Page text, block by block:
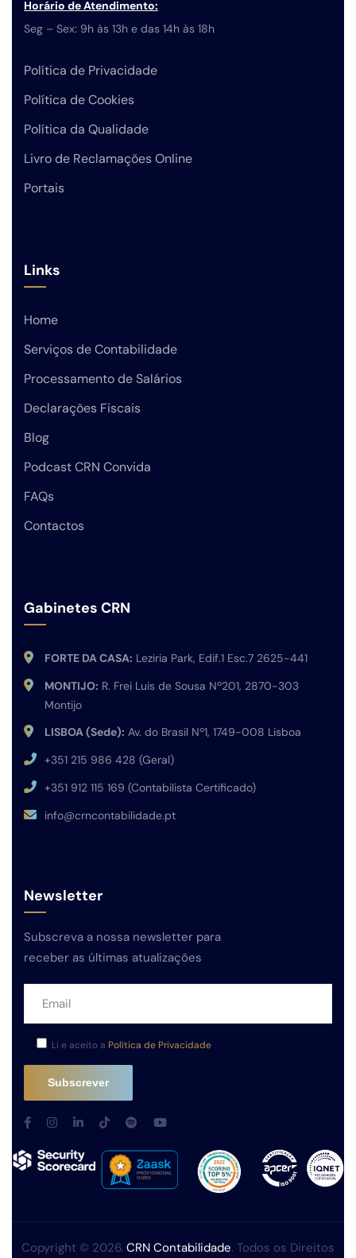
Horário de Atendimento:
Seg – Sex: 9h às 13h e das 14h às 18h
Política de Privacidade
Política de Cookies
Política da Qualidade
Livro de Reclamações Online
Portais
Links
Home
Serviços de Contabilidade
Processamento de Salários
Declarações Fiscais
Blog
Podcast CRN Convida
FAQs
Contactos
Gabinetes CRN
FORTE DA CASA: Leziria Park, Edif.1 Esc.7 2625-441
MONTIJO: R. Frei Luis de Sousa Nº201, 2870-303
Montijo
LISBOA (Sede): Av. do Brasil Nº1, 1749-008 Lisboa
+351 215 986 428 (Geral)
+351 912 115 169 (Contabilista Certificado)
info@crncontabilidade.pt
Newsletter
Subscreva a nossa newsletter para
receber as últimas atualizações
Li e aceito a Política de Privacidade
Copyright © 2026. CRN Contabilidade. Todos os Direitos